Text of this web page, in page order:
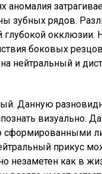
аномалия
зубных рядов.
глубокой окклюзии.
боковых
нейтральный и
Данную
визуально.
сформированными
прикус
незаметен как в